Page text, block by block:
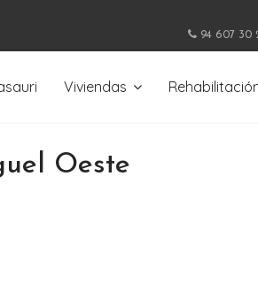
94 607 30
Viviendas
Oeste